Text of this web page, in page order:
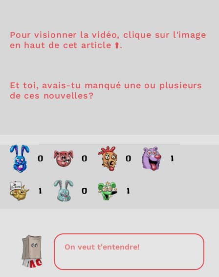
Pour visionner la vidéo, clique sur l'image
en haut de cet article ⬆️.
Et toi, avais-tu manqué une ou plusieurs
de ces nouvelles?
0 0 0 1
1 0 1